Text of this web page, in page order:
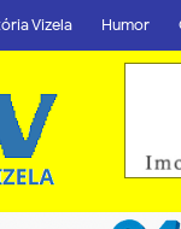
Vizela Humor